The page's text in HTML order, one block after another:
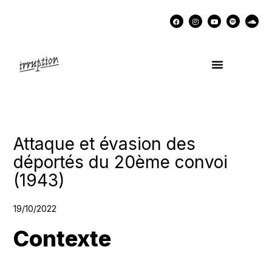
Attaque et évasion des
déportés du 20ème convoi
(1943)
19/10/2022
Contexte